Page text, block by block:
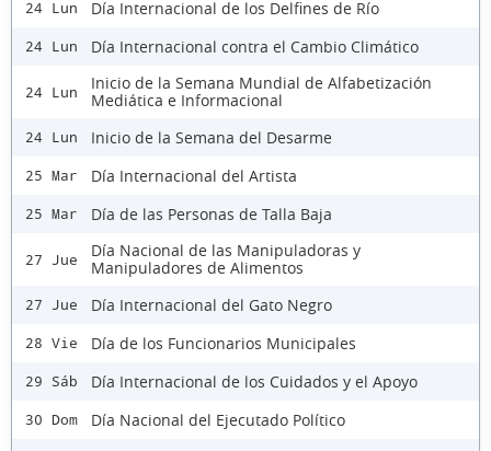
24 Lun Día Internacional de los Delfines de Río
24 Lun Día Internacional contra el Cambio Climático
24 Lun
Inicio de la Semana Mundial de Alfabetización
Mediática e Informacional
24 Lun Inicio de la Semana del Desarme
25 Mar Día Internacional del Artista
25 Mar Día de las Personas de Talla Baja
27 Jue
Día Nacional de las Manipuladoras y
Manipuladores de Alimentos
27 Jue Día Internacional del Gato Negro
28 Vie Día de los Funcionarios Municipales
29 Sáb Día Internacional de los Cuidados y el Apoyo
30 Dom Día Nacional del Ejecutado Político